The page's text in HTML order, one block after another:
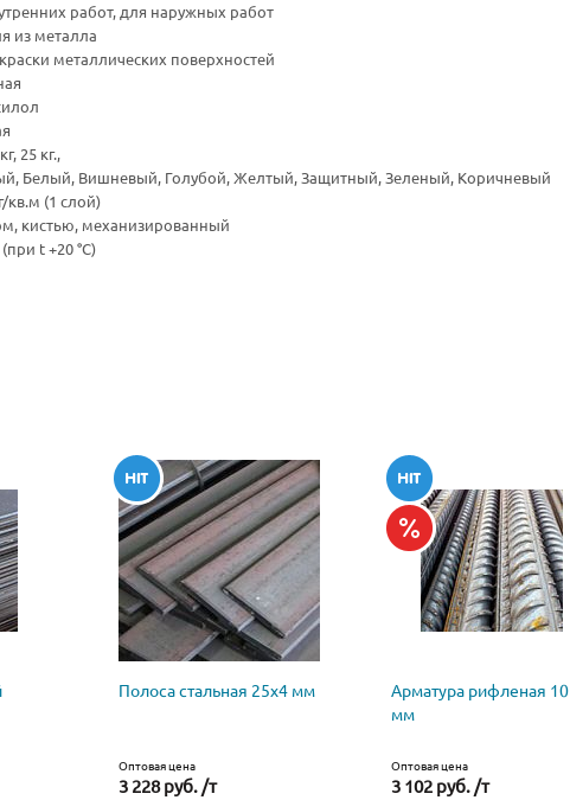
работ, для наружных работ
из металла
металлических поверхностей
25 кг.,
Белый, Вишневый, Голубой, Желтый, Защитный, Зеленый, Коричневый
кв.м (1 слой)
кистью, механизированный
t +20 °С)
Полоса стальная 25х4 мм
Оптовая цена
3 228 руб. /т
Арматура рифленая 10
мм
Оптовая цена
3 102 руб. /т